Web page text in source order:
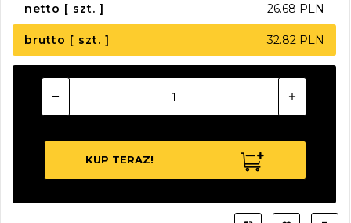
netto [ szt. ] 26.68 PLN
brutto [ szt. ] 32.82 PLN
KUP TERAZ!